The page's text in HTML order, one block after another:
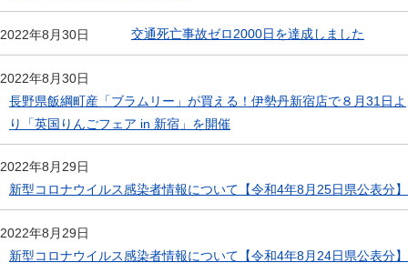
2022年8月30日 交通死亡事故ゼロ2000日を達成しました
2022年8月30日
長野県飯綱町産「ブラムリー」が買える！伊勢丹新宿店で８月31日よ
り「英国りんごフェア in 新宿」を開催
2022年8月29日
新型コロナウイルス感染者情報について【令和4年8月25日県公表分】
2022年8月29日
新型コロナウイルス感染者情報について【令和4年8月24日県公表分】